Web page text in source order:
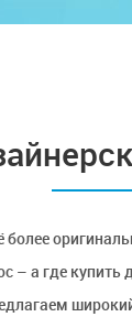
– а где